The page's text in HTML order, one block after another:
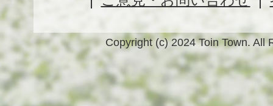
Copyright (c) 2024 Toin Town. All